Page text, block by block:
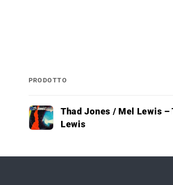
Il
tuo
PRODOTTO
Thad Jones / Mel Lewis –
Lewis
in